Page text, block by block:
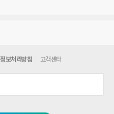
보처리방침 고객센터